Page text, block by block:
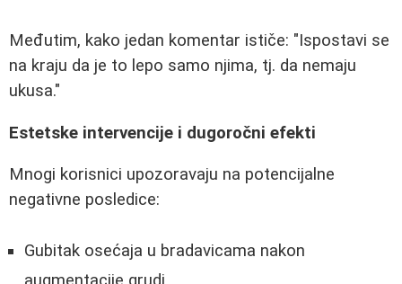
Međutim, kako jedan komentar ističe: "Ispostavi se
na kraju da je to lepo samo njima, tj. da nemaju
ukusa."
Estetske intervencije i dugoročni efekti
Mnogi korisnici upozoravaju na potencijalne
negativne posledice:
Gubitak osećaja u bradavicama nakon